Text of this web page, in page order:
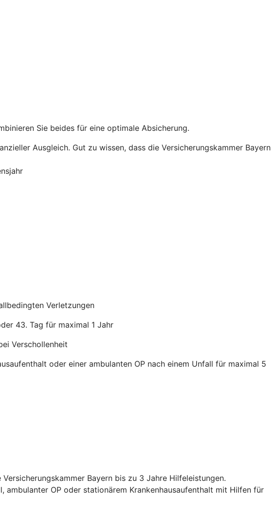
Sie beides für eine optimale Absicherung.
Ausgleich. Gut zu wissen, dass die Versicherungskammer Bayern
Verletzungen
43. Tag für maximal 1 Jahr
Verschollenheit
oder einer ambulanten OP nach einem Unfall für maximal 5
Bayern bis zu 3 Jahre Hilfeleistungen.
OP oder stationärem Krankenhausaufenthalt mit Hilfen für